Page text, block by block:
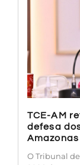
TCE-AM
defesa
Amazonas
O Tribunal